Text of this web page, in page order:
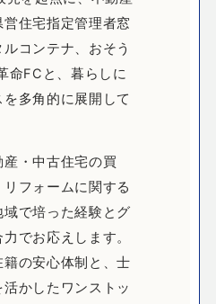
住宅指定管理者窓
コンテナ、おそう
命FCと、暮らしに
多角的に展開して
・中古住宅の買
フォームに関する
域で培った経験とグ
でお応えします。
の安心体制と、士
かしたワンストッ